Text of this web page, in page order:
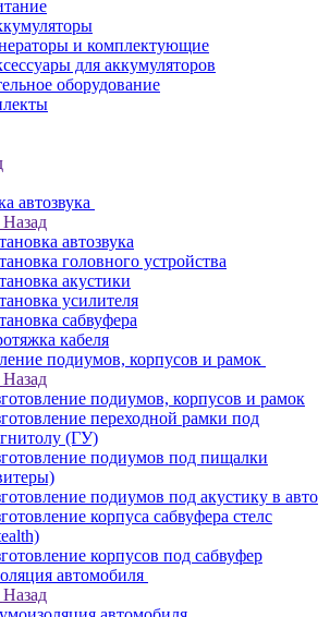
и комплектующие
для аккумуляторов
оборудование
автозвука
Назад
автозвука
головного устройства
акустики
усилителя
сабвуфера
кабеля
подиумов, корпусов и рамок
Назад
подиумов, корпусов и рамок
переходной рамки под
(ГУ)
подиумов под пищалки
подиумов под акустику в авто
корпуса сабвуфера стелс
корпусов под сабвуфер
автомобиля
Назад